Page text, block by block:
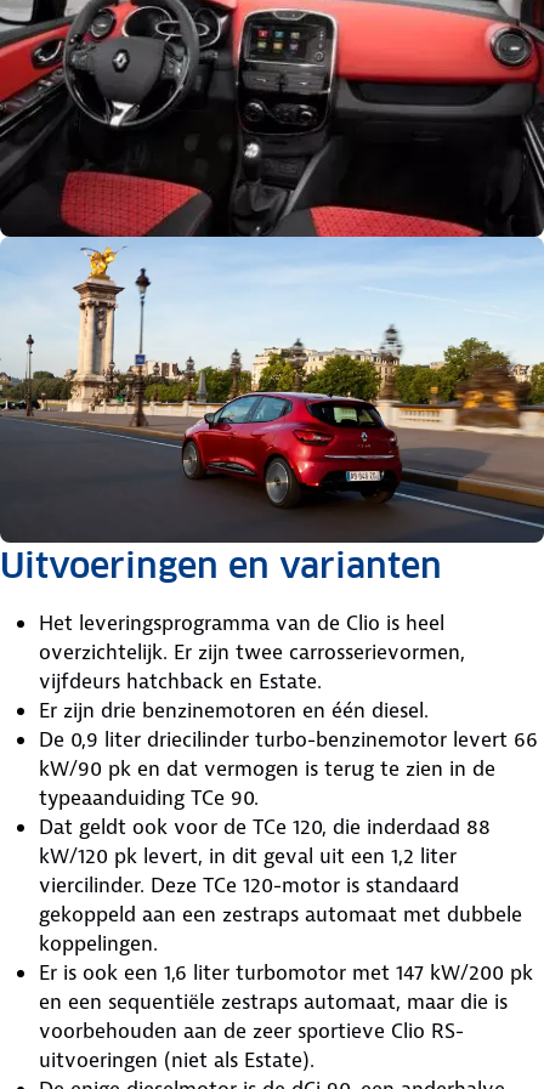
Uitvoeringen en varianten
Het leveringsprogramma van de Clio is heel
overzichtelijk. Er zijn twee carrosserievormen,
vijfdeurs hatchback en Estate.
Er zijn drie benzinemotoren en één diesel.
De 0,9 liter driecilinder turbo-benzinemotor levert 66
kW/90 pk en dat vermogen is terug te zien in de
typeaanduiding TCe 90.
Dat geldt ook voor de TCe 120, die inderdaad 88
kW/120 pk levert, in dit geval uit een 1,2 liter
viercilinder. Deze TCe 120-motor is standaard
gekoppeld aan een zestraps automaat met dubbele
koppelingen.
Er is ook een 1,6 liter turbomotor met 147 kW/200 pk
en een sequentiële zestraps automaat, maar die is
voorbehouden aan de zeer sportieve Clio RS-
uitvoeringen (niet als Estate).